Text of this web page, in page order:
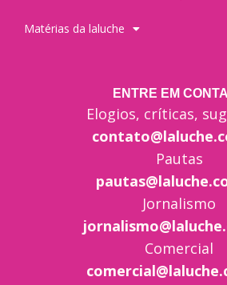
Matérias da laluche
ENTRE EM
Elogios, críticas,
Pautas
Jornalismo
Comercial